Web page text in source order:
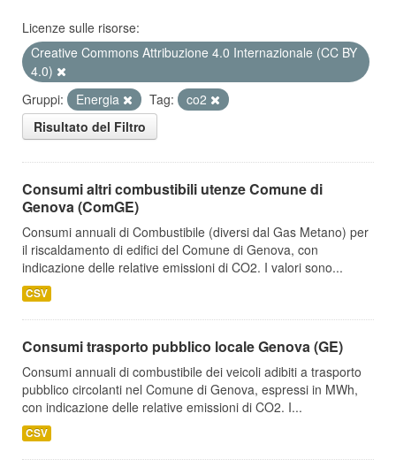
Licenze sulle risorse:
Creative Commons Attribuzione 4.0 Internazionale (CC BY
4.0)
Gruppi:
Energia Tag:
co2
Risultato del Filtro
Consumi altri combustibili utenze Comune di
Genova (ComGE)
Consumi annuali di Combustibile (diversi dal Gas Metano) per
il riscaldamento di edifici del Comune di Genova, con
indicazione delle relative emissioni di CO2. I valori sono...
CSV
Consumi trasporto pubblico locale Genova (GE)
Consumi annuali di combustibile dei veicoli adibiti a trasporto
pubblico circolanti nel Comune di Genova, espressi in MWh,
con indicazione delle relative emissioni di CO2. I...
CSV